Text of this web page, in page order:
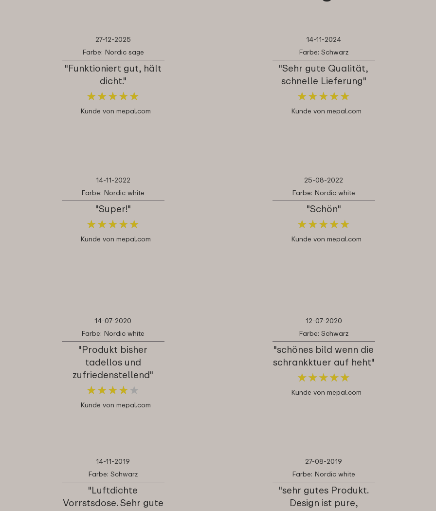
27-12-2025
Farbe: Nordic sage
"Funktioniert gut, hält
dicht."
★★★★★
★★★★★
Kunde von mepal.com
14-11-2024
Farbe: Schwarz
"Sehr gute Qualität,
schnelle Lieferung"
★★★★★
★★★★★
Kunde von mepal.com
14-11-2022
Farbe: Nordic white
"Super!"
★★★★★
★★★★★
Kunde von mepal.com
25-08-2022
Farbe: Nordic white
"Schön"
★★★★★
★★★★★
Kunde von mepal.com
14-07-2020
Farbe: Nordic white
"Produkt bisher
tadellos und
zufriedenstellend"
★★★★ ★
★★★★ ★
Kunde von mepal.com
12-07-2020
Farbe: Schwarz
"schönes bild wenn die
schrankktuer auf heht"
★★★★★
★★★★★
Kunde von mepal.com
14-11-2019
Farbe: Schwarz
"Luftdichte
Vorrstsdose. Sehr gute
27-08-2019
Farbe: Nordic white
"sehr gutes Produkt.
Design ist pure,